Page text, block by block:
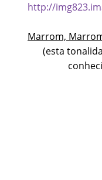
http://
Marrom,
(esta